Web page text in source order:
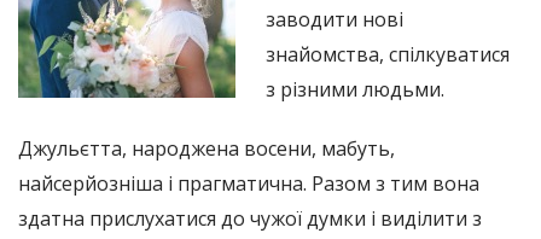
заводити нові
знайомства, спілкуватися
з різними людьми.
Джульєтта, народжена восени, мабуть,
найсерйозніша і прагматична. Разом з тим вона
здатна прислухатися до чужої думки і виділити з